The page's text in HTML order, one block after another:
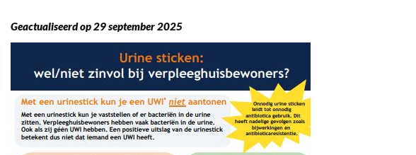
Geactualiseerd op 29 september 2025